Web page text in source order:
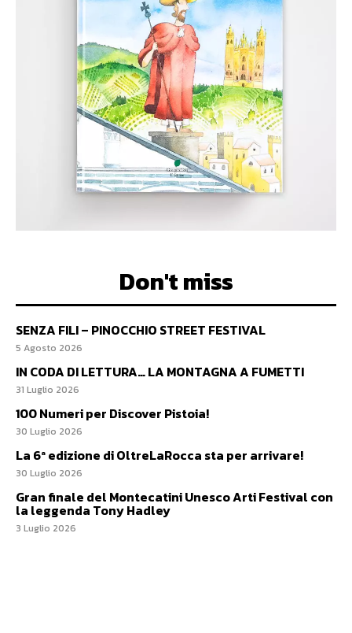
Don't miss
SENZA FILI – PINOCCHIO STREET FESTIVAL
5 Agosto 2026
IN CODA DI LETTURA… LA MONTAGNA A FUMETTI
31 Luglio 2026
100 Numeri per Discover Pistoia!
30 Luglio 2026
La 6ª edizione di OltreLaRocca sta per arrivare!
30 Luglio 2026
Gran finale del Montecatini Unesco Arti Festival con
la leggenda Tony Hadley
3 Luglio 2026